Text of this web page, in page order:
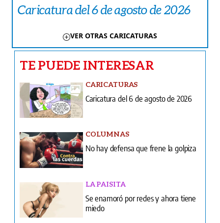
Caricatura del 6 de agosto de 2026
VER OTRAS CARICATURAS
TE PUEDE INTERESAR
CARICATURAS
Caricatura del 6 de agosto de 2026
COLUMNAS
No hay defensa que frene la golpiza
LA PAISITA
Se enamoró por redes y ahora tiene
miedo